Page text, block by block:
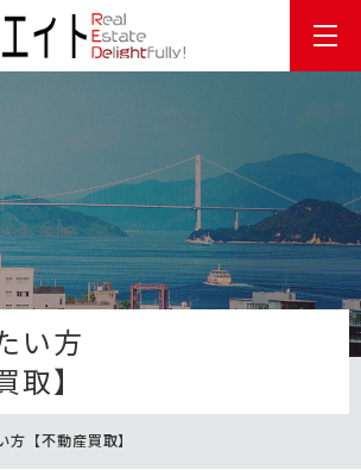
い方
取】
方【不動産買取】